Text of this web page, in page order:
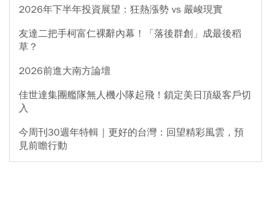
2026年下半年投資展望：狂熱漲勢 vs 嚴峻現實
友達二把手柯富仁裸辭內幕！「落後群創」成最後稻
草？
2026前進大南方論壇
佳世達集團艦隊無人機小隊起飛！鎖定美日頂級客戶切
入
今周刊30週年特輯｜更好的台灣：回望精彩風雲，預
見前瞻行動